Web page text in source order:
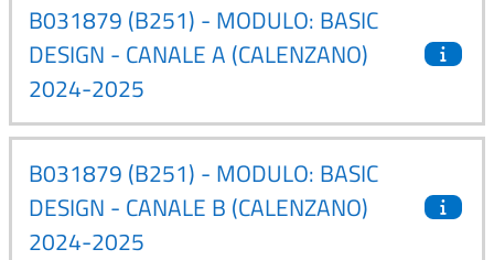
B031879 (B251) - MODULO: BASIC
DESIGN - CANALE A (CALENZANO)
2024-2025
B031879 (B251) - MODULO: BASIC
DESIGN - CANALE B (CALENZANO)
2024-2025